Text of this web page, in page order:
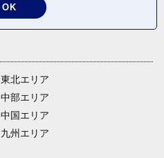
返礼品なし
東北エリア
中部エリア
中国エリア
九州エリア
OK